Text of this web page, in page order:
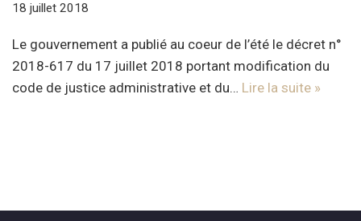
18 juillet 2018
Le gouvernement a publié au coeur de l’été le décret n°
2018-617 du 17 juillet 2018 portant modification du
code de justice administrative et du… Lire la suite »